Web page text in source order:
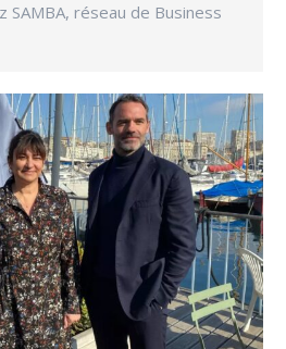
SAMBA, réseau de Business